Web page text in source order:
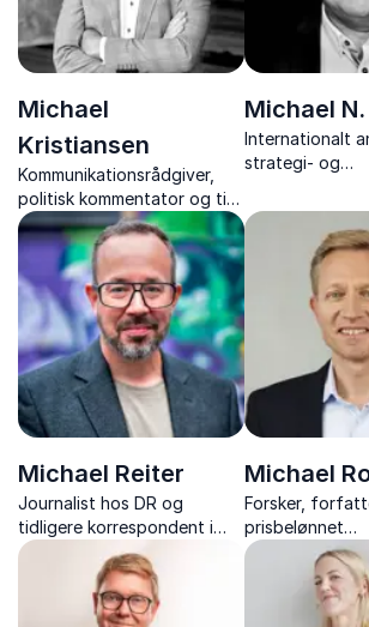
Michael
Kristiansen
Kommunikationsrådgiver,
politisk kommentator og tidl.
spindoktor
Michael
Internationalt
strategi- og
opbygger
omsætning og
langsigtet
Michael Reiter
Journalist hos DR og
tidligere korrespondent i
Tyskland med unikt indblik i
Europas største økonomi og
Michael
Forsker,
prisbelønnet
ubevidst